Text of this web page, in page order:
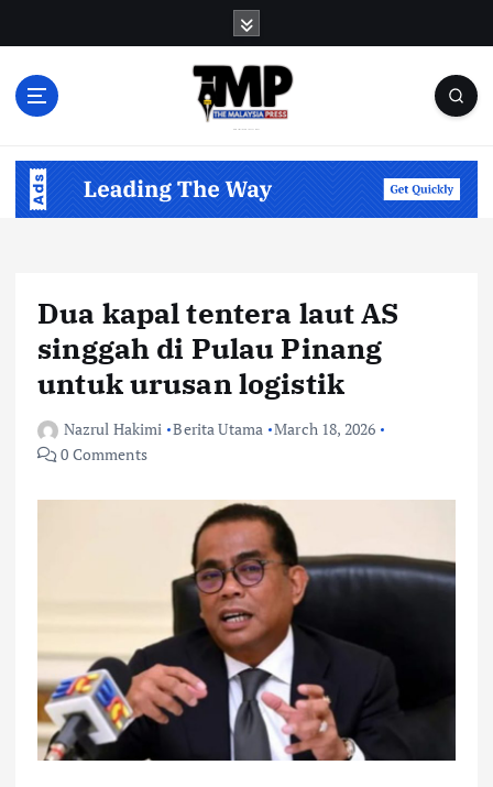
Dua kapal tentera laut AS
singgah di Pulau Pinang
untuk urusan logistik
Nazrul Hakimi Berita Utama March 18, 2026
0 Comments